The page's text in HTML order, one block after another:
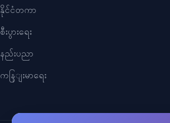
နိုင်ငံတကာ
စီးပွားရေး
နည်းပညာ
ကနြျးမာရေး